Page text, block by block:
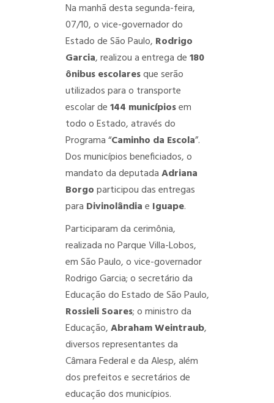
Na manhã desta segunda-feira,
07/10, o vice-governador do
Estado de São Paulo, Rodrigo
Garcia, realizou a entrega de180
ônibus escolaresque serão
utilizados para o transporte
escolar de144 municípiosem
todo o Estado, através do
Programa “Caminho da Escola”.
Dos municípios beneficiados, o
mandato da deputadaAdriana
Borgoparticipou das entregas
para Divinolândiae Iguape.
Participaram da cerimônia,
realizada no Parque Villa-Lobos,
em São Paulo, o vice-governador
Rodrigo Garcia; o secretário da
Educação do Estado de São Paulo,
Rossieli Soares; o ministro da
Educação,Abraham Weintraub,
diversos representantes da
Câmara Federal e da Alesp, além
dos prefeitos e secretários de
educação dos municípios.